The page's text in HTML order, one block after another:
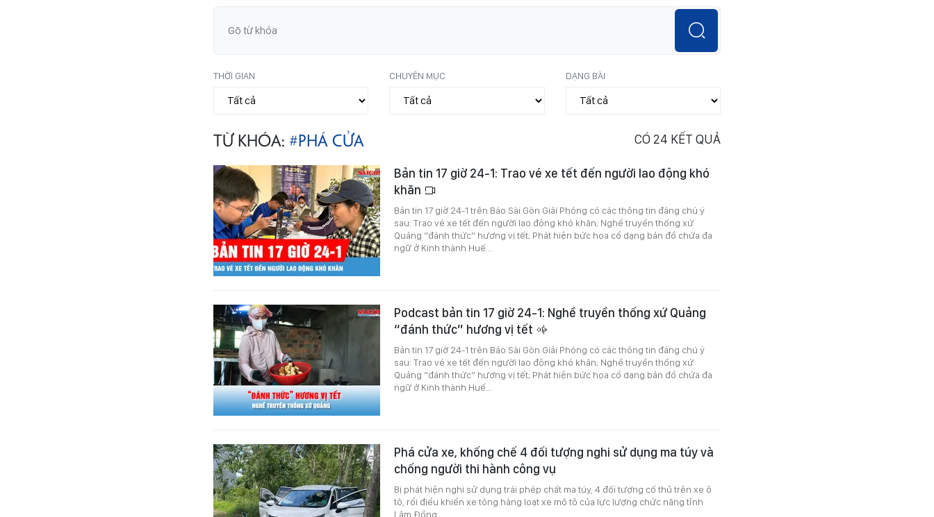
THỜI GIAN CHUYÊN MỤC DẠNG BÀI
TỪ KHÓA: #PHÁ CỬA CÓ 24 KẾT QUẢ
Bản tin 17 giờ 24-1: Trao vé xe tết đến người lao động khó
khăn
Bản tin 17 giờ 24-1 trên Báo Sài Gòn Giải Phóng có các thông tin đáng chú ý
sau: Trao vé xe tết đến người lao động khó khăn; Nghề truyền thống xứ
Quảng “đánh thức” hương vị tết; Phát hiện bức họa cổ dạng bản đồ chứa đa
ngữ ở Kinh thành Huế...
Podcast bản tin 17 giờ 24-1: Nghề truyền thống xứ Quảng
“đánh thức” hương vị tết
Bản tin 17 giờ 24-1 trên Báo Sài Gòn Giải Phóng có các thông tin đáng chú ý
sau: Trao vé xe tết đến người lao động khó khăn; Nghề truyền thống xứ
Quảng “đánh thức” hương vị tết; Phát hiện bức họa cổ dạng bản đồ chứa đa
ngữ ở Kinh thành Huế...
Phá cửa xe, khống chế 4 đối tượng nghi sử dụng ma túy và
chống người thi hành công vụ
Bị phát hiện nghi sử dụng trái phép chất ma túy, 4 đối tượng cố thủ trên xe ô
tô, rồi điều khiển xe tông hàng loạt xe mô tô của lực lượng chức năng tỉnh
Lâm Đồng.